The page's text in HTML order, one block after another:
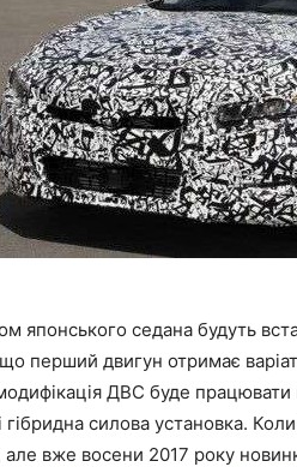
японського седана будуть
перший двигун отримає
ДВС буде працювати
і гібридна силова установка.
але вже восени 2017 року